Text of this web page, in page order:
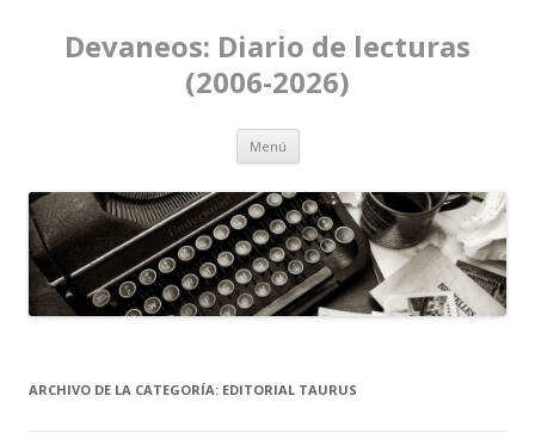
Devaneos: Diario de lecturas
(2006-2026)
Menú Ir al contenido
ARCHIVO DE LA CATEGORÍA: EDITORIAL TAURUS